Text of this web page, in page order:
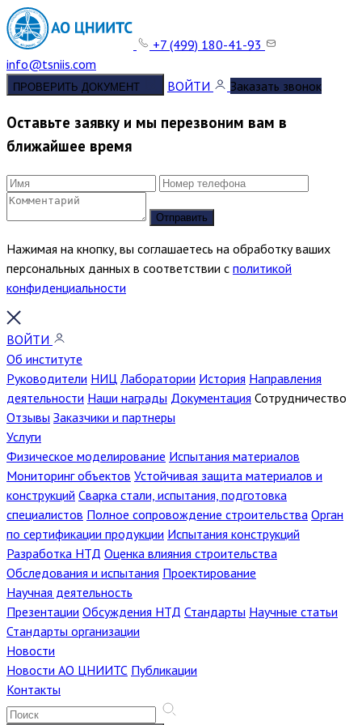
+7 (499) 180-41-93
info@tsniis.com
ПРОВЕРИТЬ ДОКУМЕНТ ВОЙТИ Заказать звонок
Оставьте заявку и мы перезвоним вам в
ближайшее время
Отправить
Нажимая на кнопку, вы соглашаетесь на обработку ваших
персональных данных в соответствии с политикой
конфиденциальности
ВОЙТИ
Об институте
Руководители НИЦ Лаборатории История Направления
деятельности Наши награды Документация Сотрудничество
Отзывы Заказчики и партнеры
Услуги
Физическое моделирование Испытания материалов
Мониторинг объектов Устойчивая защита материалов и
конструкций Сварка стали, испытания, подготовка
специалистов Полное сопровождение строительства Орган
по сертификации продукции Испытания конструкций
Разработка НТД Оценка влияния строительства
Обследования и испытания Проектирование
Научная деятельность
Презентации Обсуждения НТД Стандарты Научные статьи
Стандарты организации
Новости
Новости АО ЦНИИТС Публикации
Контакты